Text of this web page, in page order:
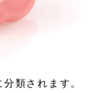
類されます。